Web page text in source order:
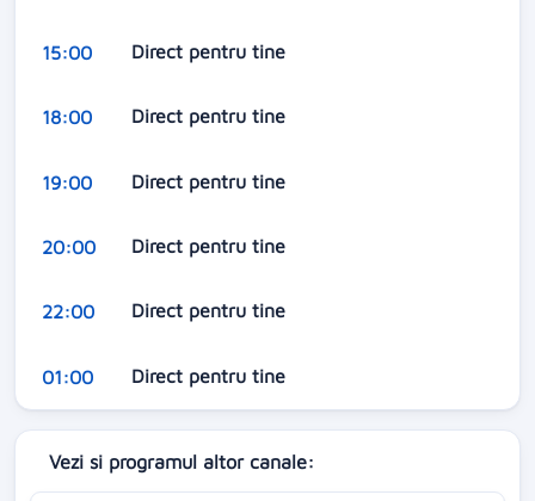
15:00 Direct pentru tine
18:00 Direct pentru tine
19:00 Direct pentru tine
20:00 Direct pentru tine
22:00 Direct pentru tine
01:00 Direct pentru tine
Vezi si programul altor canale: